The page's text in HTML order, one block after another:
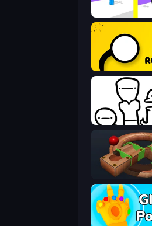
Rescue Throw
Rodha
I Don't Even Know
Marble Run